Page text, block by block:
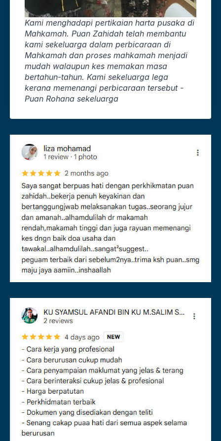
Kami menghadapi pertikaian harta pusaka di
Mahkamah. Puan Zahidah telah membantu
kami sekeluarga dalam perbicaraan di
Mahkamah dan proses mahkamah menjadi
mudah walaupun kes memakan masa
bertahun-tahun. Kami sekeluarga lega
kerana memenangi perbicaraan tersebut -
Puan Rohana sekeluarga